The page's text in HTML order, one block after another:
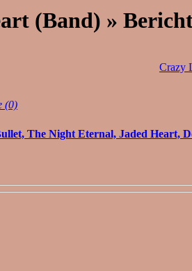
(Band) »
Crazy
(0)
The Night Eternal, Jaded Heart,